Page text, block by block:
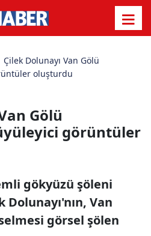
Çilek Dolunayı Van Gölü
oluşturdu
Gölü
görüntüler
gökyüzü şöleni
Van
görsel şölen